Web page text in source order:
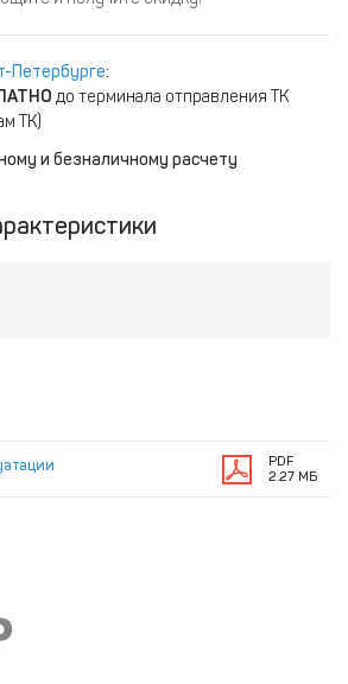
Петербурге:
до терминала отправления ТК
ТК)
и безналичному расчету
PDF
2.27 МБ